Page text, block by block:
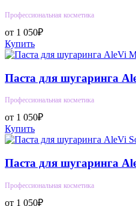
Профессиональная косметика
от 1 050₽
Купить
Паста для шугаринга
Профессиональная косметика
от 1 050₽
Купить
Паста для шугаринга
Профессиональная косметика
от 1 050₽